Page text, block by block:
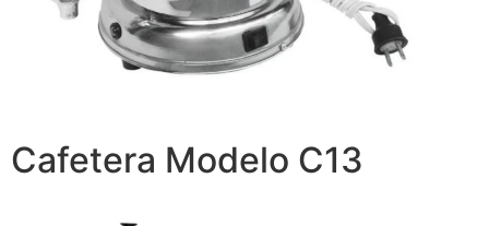
Cafetera Modelo C13